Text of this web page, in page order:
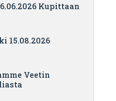
Kupittaan
15.08.2026
Veetin